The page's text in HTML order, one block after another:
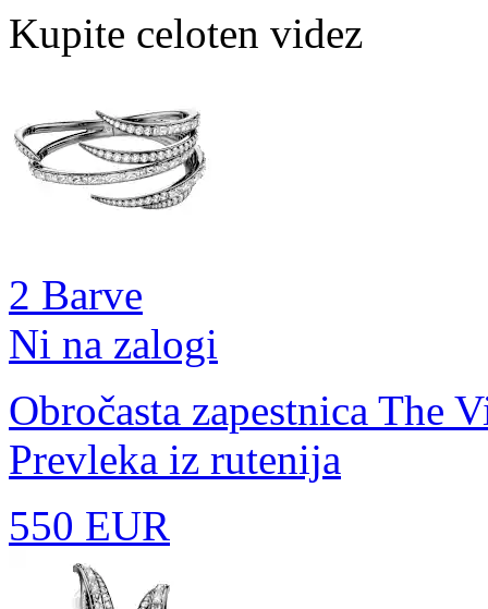
Kupite celoten videz
2 Barve
Ni na zalogi
Obročasta zapestnica The
Prevleka iz rutenija
550 EUR